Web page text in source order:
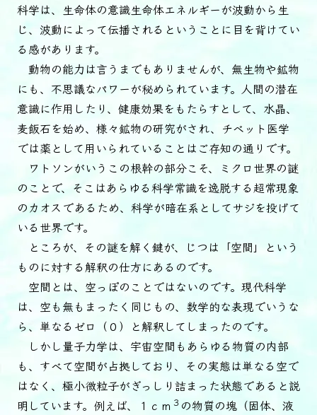
科学は、生命体の意識生命体エネルギーが波動から生
じ、波動によって伝播されるということに目を背けてい
る感があります。
動物の能力は言うまでもありませんが、無生物や鉱物
にも、不思議なパワーが秘められています。人間の潜在
意識に作用したり、健康効果をもたらすとして、水晶、
麦飯石を始め、様々鉱物の研究がされ、チベット医学
では薬として用いられていることはご存知の通りです。
ワトソンがいうこの根幹の部分こそ、ミクロ世界の謎
のことで、そこはあらゆる科学常識を逸脱する超常現象
のカオスであるため、科学が暗在系としてサジを投げて
いる世界です。
ところが、その謎を解く鍵が、じつは「空間」という
ものに対する解釈の仕方にあるのです。
空間とは、空っぽのことではないのです。現代科学
は、空も無もまったく同じもの、数学的な表現でいうな
ら、単なるゼロ（０）と解釈してしまったのです。
しかし量子力学は、宇宙空間もあらゆる物質の内部
も、すべて空間が占拠しており、その実態は単なる空で
はなく、極小微粒子がぎっしり詰まった状態であると説
明しています。例えば、１ｃｍ ３ の物質の塊（固体、液